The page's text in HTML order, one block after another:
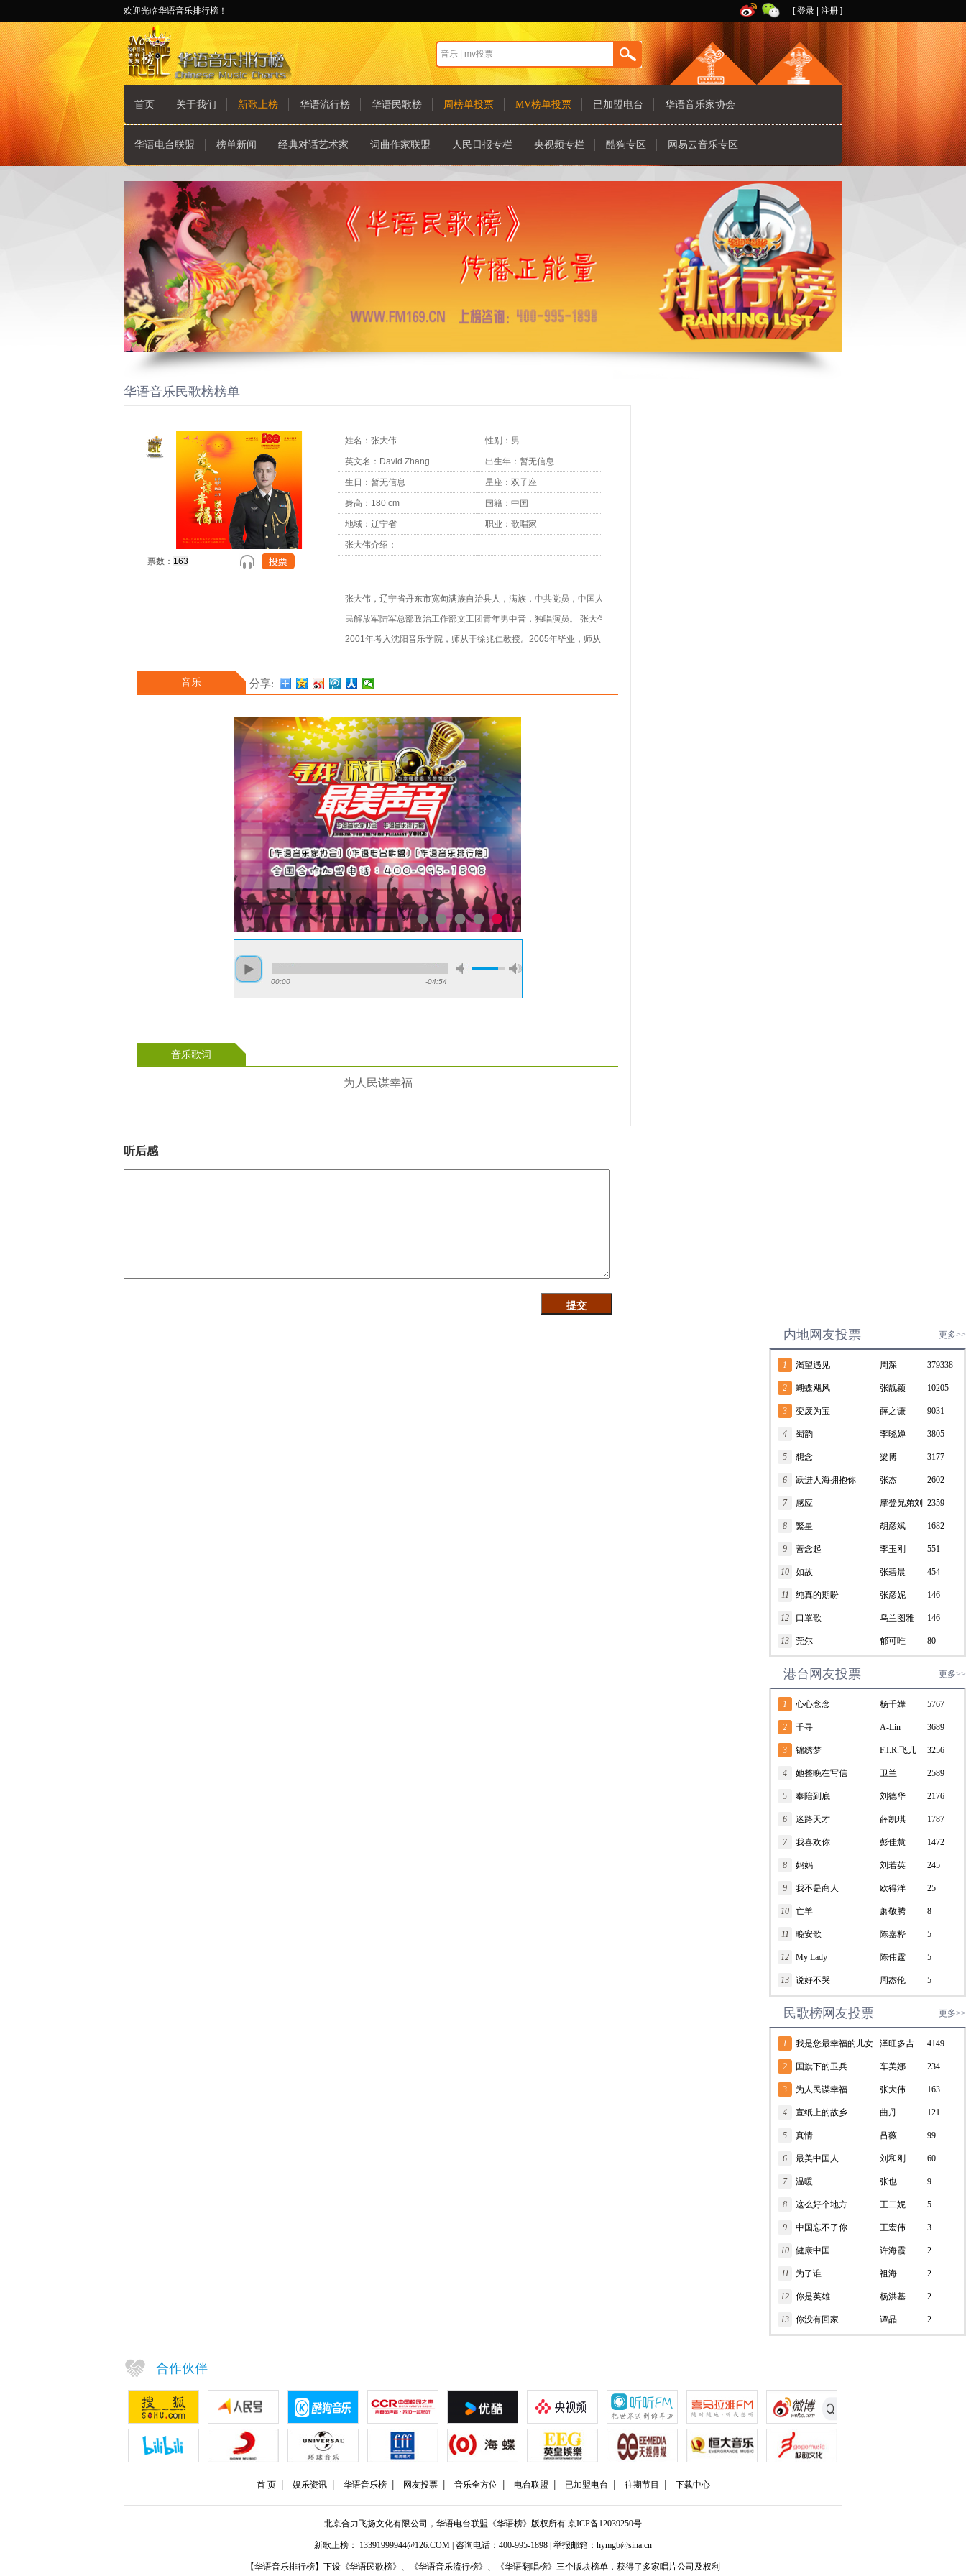
欢迎光临华语音乐排行榜！ [登录 注册 ]
首页 关于我们 新歌上榜 华语流行榜 华语民歌榜 周榜单投票 MV榜单投票 已加盟电台 华语音乐家协会
华语电台联盟 榜单新闻 经典对话艺术家 词曲作家联盟 人民日报专栏 央视频专栏 酷狗专区 网易云音乐专区
华语音乐民歌榜榜单
票数：
姓名：张大伟 性别：男
英文名：David Zhang 出生年：暂无信息
生日：暂无信息 星座：双子座
身高：180 cm 国籍：中国
地域：辽宁省 职业：歌唱家
张大伟介绍：
张大伟，辽宁省丹东市宽甸满族自治县人，满族，中共党员，中国人
民解放军陆军总部政治工作部文工团青年男中音，独唱演员。 张大伟
2001年考入沈阳音乐学院，师从于徐兆仁教授。2005年毕业，师从
举办的歌剧《Don Giovanni》唐璜角色选拔中获得第三名。2006年
视台春节联欢晚会，演唱压轴曲目《难忘今宵》。 2013年获得中央
电视台第十五届全国青年
音乐 分享:
00:00 -04:54
音乐歌词
为人民谋幸福
听后感
内地网友投票 更多>>
1 渴望遇见 周深 379338
2 蝴蝶飓风 张靓颖 10205
3 变废为宝 薛之谦 9031
4 蜀韵 李晓婵 3805
5 想念 梁博 3177
6 跃进人海拥抱你 张杰 2602
7 感应 摩登兄弟刘
宇宁
2359
8 繁星 胡彦斌 1682
9 善念起 李玉刚 551
10 如故 张碧晨 454
11 纯真的期盼 张彦妮 146
12 口罩歌 乌兰图雅 146
13 莞尔 郁可唯 80
港台网友投票 更多>>
1 心心念念 杨千嬅 5767
2 千寻 A-Lin 3689
3 锦绣梦 F.I.R.飞儿
乐团
3256
4 她整晚在写信 卫兰 2589
5 奉陪到底 刘德华 2176
6 迷路天才 薛凯琪 1787
7 我喜欢你 彭佳慧 1472
8 妈妈 刘若英 245
9 我不是商人 欧得洋 25
10 亡羊 萧敬腾 8
11 晚安歌 陈嘉桦 5
12 My Lady 陈伟霆 5
13 说好不哭 周杰伦 5
民歌榜网友投票 更多>>
1 我是您最幸福的儿女 泽旺多吉 4149
2 国旗下的卫兵 车美娜 234
3 为人民谋幸福 张大伟 163
4 宣纸上的故乡 曲丹 121
5 真情 吕薇 99
6 最美中国人 刘和刚 60
7 温暖 张也 9
8 这么好个地方 王二妮 5
9 中国忘不了你 王宏伟 3
10 健康中国 许海霞 2
11 为了谁 祖海 2
12 你是英雄 杨洪基 2
13 你没有回家 谭晶 2
合作伙伴
首 页 娱乐资讯 华语音乐榜 网友投票 音乐全方位 电台联盟 已加盟电台 往期节目 下载中心
北京合力飞扬文化有限公司，华语电台联盟《华语榜》版权所有 京ICP备12039250号
新歌上榜： 13391999944@126.COM | 咨询电话：400-995-1898 | 举报邮箱：hymgb@sina.cn
【华语音乐排行榜】下设《华语民歌榜》、《华语音乐流行榜》、《华语翻唱榜》三个版块榜单，获得了多家唱片公司及权利